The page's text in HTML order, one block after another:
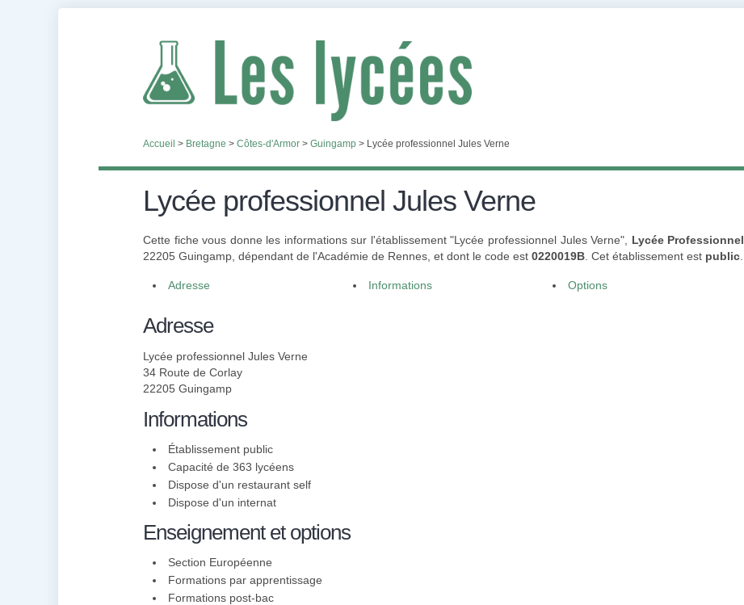
Accueil > Bretagne > Côtes-d'Armor > Guingamp > Lycée professionnel Jules Verne
Lycée professionnel Jules Verne
Cette fiche vous donne les informations sur l'établissement "Lycée professionnel Jules Verne", Lycée Professionnel
22205 Guingamp, dépendant de l'Académie de Rennes, et dont le code est 0220019B . Cet établissement est public
Adresse Informations Options
Adresse
Lycée professionnel Jules Verne
34 Route de Corlay
22205 Guingamp
Informations
Établissement public
Capacité de 363 lycéens
Dispose d'un restaurant self
Dispose d'un internat
Enseignement et options
Section Européenne
Formations par apprentissage
Formations post-bac